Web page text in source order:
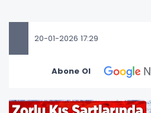
20-01-2026 17:29
Abone Ol